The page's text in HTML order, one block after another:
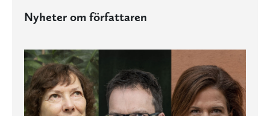
Nyheter om författaren